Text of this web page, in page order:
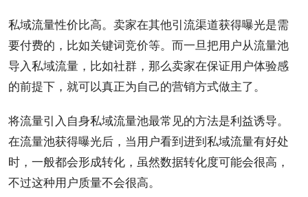
私域流量性价比高。卖家在其他引流渠道获得曝光是需
要付费的，比如关键词竞价等。而一旦把用户从流量池
导入私域流量，比如社群，那么卖家在保证用户体验感
的前提下，就可以真正为自己的营销方式做主了。
将流量引入自身私域流量池最常见的方法是利益诱导。
在流量池获得曝光后，当用户看到进到私域流量有好处
时，一般都会形成转化，虽然数据转化度可能会很高，
不过这种用户质量不会很高。